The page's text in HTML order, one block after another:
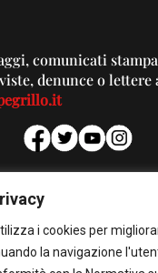
i cookies per
la navigazione
comunicati
denunce o lettere
Per la tua